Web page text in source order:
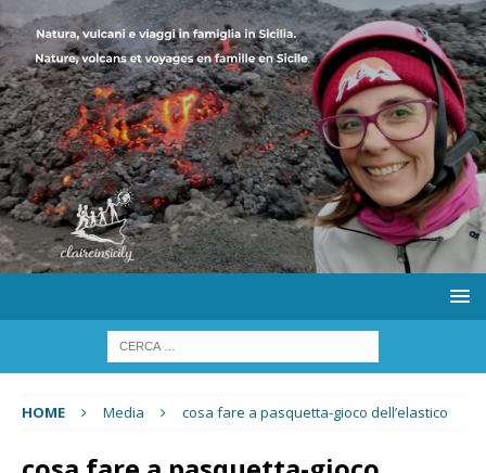
HOME Media cosa fare a pasquetta-gioco dell’elastico